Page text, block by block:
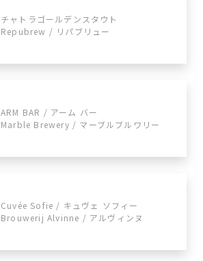
チャトラゴールデンスタウト
Repubrew / リパブリュー
ARM BAR / アーム バー
Marble Brewery / マーブルブルワリー
Cuvée Sofie / キュヴェ ソフィー
Brouwerij Alvinne / アルヴィンヌ